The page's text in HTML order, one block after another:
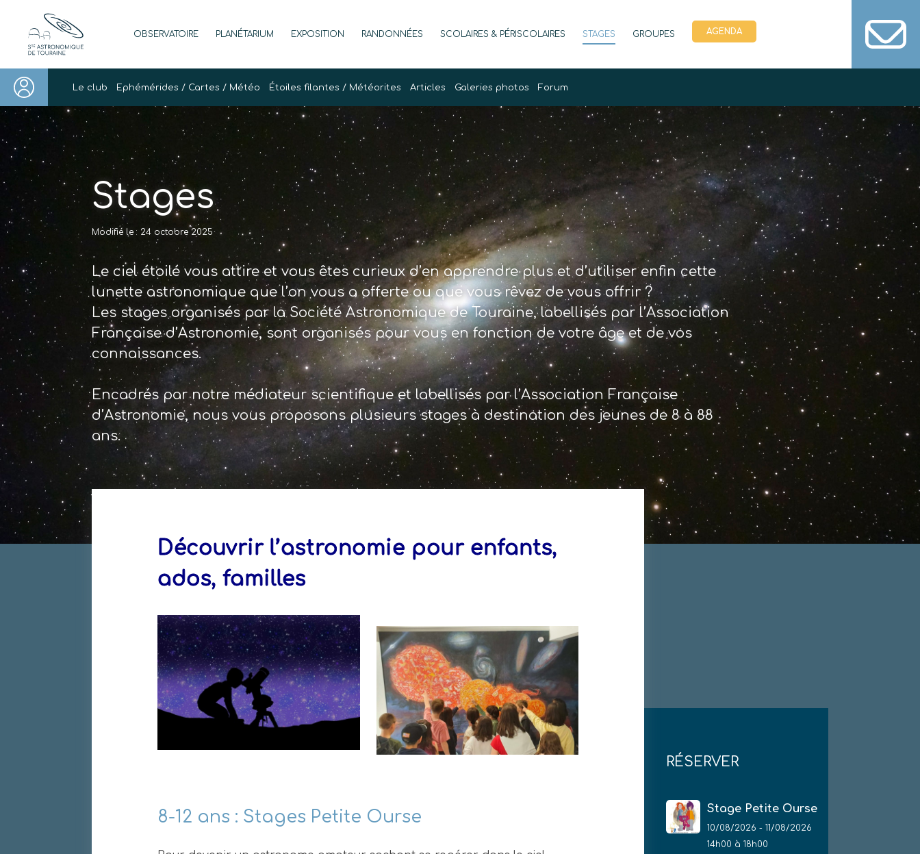
content
Société Astronomique de Touraine
Un regard plus NET sur notre univers
OBSERVATOIRE PLANÉTARIUM EXPOSITION RANDONNÉES SCOLAIRES & PÉRISCOLAIRES STAGES GROUPES AGENDA
Le club Ephémérides / Cartes / Météo Étoiles filantes / Météorites Articles Galeries photos Forum
Stages
Modifié le : 24 octobre 2025
Le ciel étoilé vous attire et vous êtes curieux d’en apprendre plus et d’utiliser enfin cette
lunette astronomique que l’on vous a offerte ou que vous rêvez de vous offrir ?
Les stages organisés par la Société Astronomique de Touraine, labellisés par l’Association
Française d’Astronomie, sont organisés pour vous en fonction de votre âge et de vos
connaissances.
Encadrés par notre médiateur scientifique et labellisés par l’Association Française
d’Astronomie, nous vous proposons plusieurs stages à destination des jeunes de 8 à 88
ans.
Découvrir l’astronomie pour enfants,
ados, familles
8-12 ans : Stages Petite Ourse
RÉSERVER
Stage Petite Ourse
10/08/2026 - 11/08/2026
14h00 à 18h00